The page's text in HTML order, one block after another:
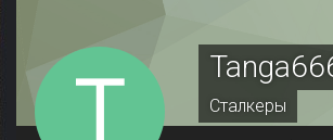
Сталкеры